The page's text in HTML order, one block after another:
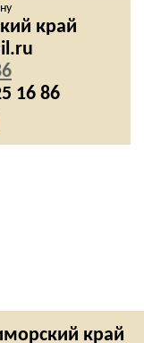
край
16 86
край